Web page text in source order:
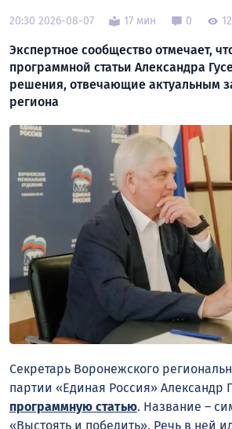
20:30 2026-08-07 17 мин 0
Экспертное сообщество отмечает,
программной статьи Александра
решения, отвечающие актуальным
региона
Секретарь Воронежского
партии «Единая Россия» Александр
программную статью. Название –
«Выстоять и победить». Речь в ней